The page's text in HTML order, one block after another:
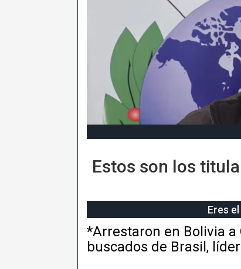
Estos son los
Eres
*Arrestaron en Bolivia a
buscados de Brasil,